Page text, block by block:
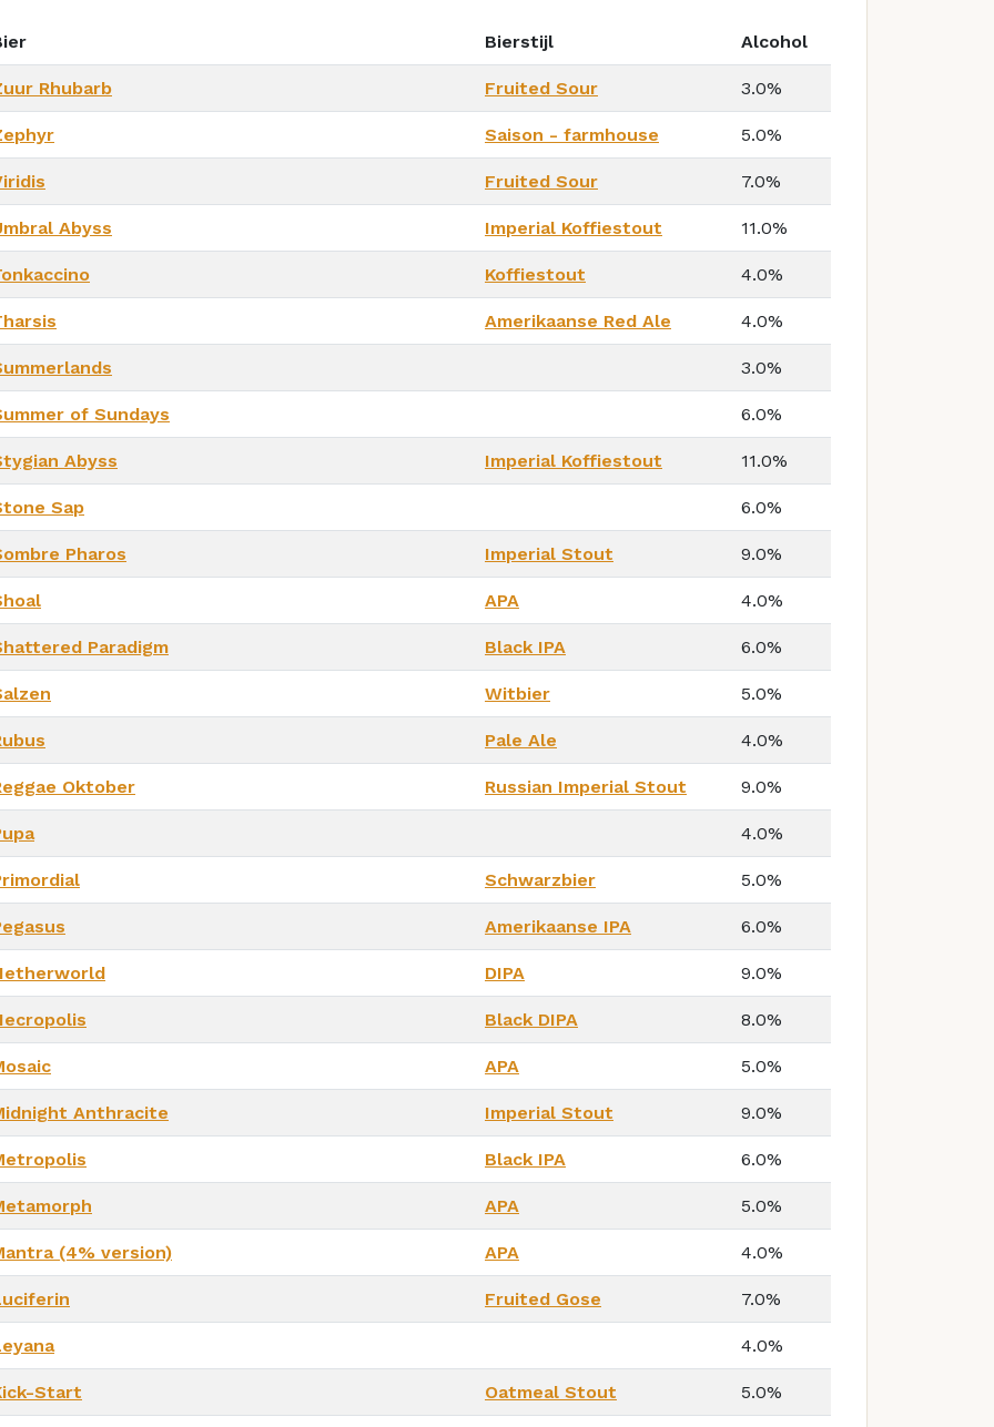
Bierstijl Alcohol
Rhubarb Fruited Sour 3.0%
Saison - farmhouse 5.0%
Fruited Sour 7.0%
Abyss Imperial Koffiestout 11.0%
Koffiestout 4.0%
Amerikaanse Red Ale 4.0%
3.0%
of Sundays 6.0%
Abyss Imperial Koffiestout 11.0%
Sap 6.0%
Pharos Imperial Stout 9.0%
APA 4.0%
Paradigm Black IPA 6.0%
Witbier 5.0%
Pale Ale 4.0%
Oktober Russian Imperial Stout 9.0%
4.0%
Schwarzbier 5.0%
Amerikaanse IPA 6.0%
DIPA 9.0%
Black DIPA 8.0%
APA 5.0%
Anthracite Imperial Stout 9.0%
Black IPA 6.0%
APA 5.0%
(4% version) APA 4.0%
Fruited Gose 7.0%
4.0%
Start Oatmeal Stout 5.0%